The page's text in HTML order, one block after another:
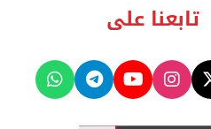
تابعنا على